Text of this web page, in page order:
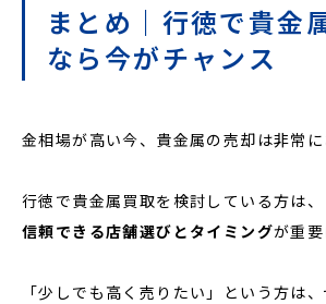
まとめ｜行徳で貴金
なら今がチャンス
金相場が高い今、貴金属の売却は非常に
行徳で貴金属買取を検討している方は、
信頼できる店舗選びとタイミングが重要
「少しでも高く売りたい」という方は